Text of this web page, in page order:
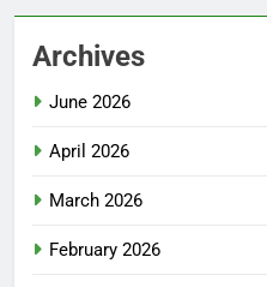
Archives
June 2026
April 2026
March 2026
February 2026